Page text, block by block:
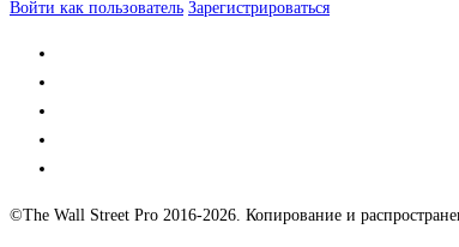
Войти как пользователь Зарегистрироваться
©The Wall Street Pro 2016-2026. Копирование и